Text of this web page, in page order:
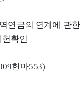
연금의 연계에 관
확인
헌마553)